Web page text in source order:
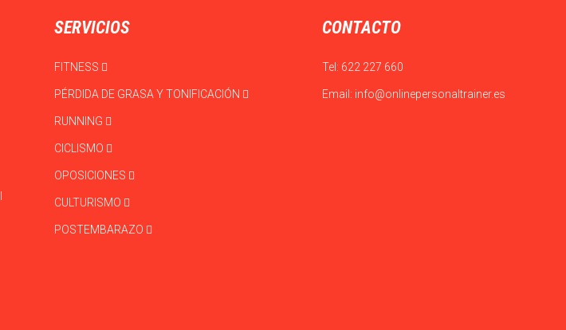
SERVICIOS
FITNESS
PÉRDIDA DE GRASA Y TONIFICACIÓN
RUNNING
CICLISMO
OPOSICIONES
CULTURISMO
POSTEMBARAZO
CONTACTO
Tel: 622 227 660
Email: info@onlinepersonaltrainer.es